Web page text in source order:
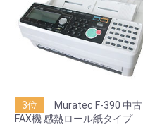
3位
Muratec F-390 中古
FAX機 感熱ロール紙タイプ